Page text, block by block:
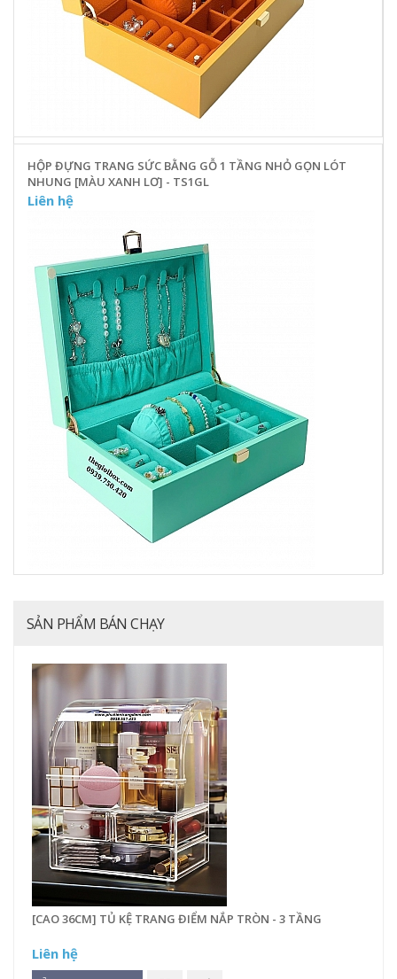
HỘP ĐỰNG TRANG SỨC BẰNG GỖ 1 TẦNG NHỎ GỌN LÓT
NHUNG [MÀU XANH LƠ] - TS1GL
Liên hệ
SẢN PHẨM BÁN CHẠY
[CAO 36CM] TỦ KỆ TRANG ĐIỂM NẮP TRÒN - 3 TẦNG
Liên hệ